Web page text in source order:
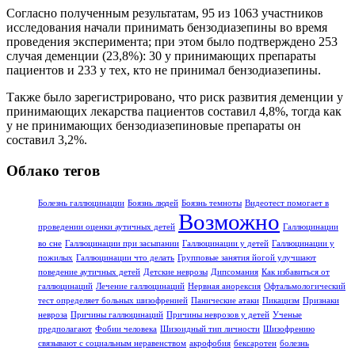
Согласно полученным результатам, 95 из 1063 участников
исследования начали принимать бензодиазепины во время
проведения эксперимента; при этом было подтверждено 253
случая деменции (23,8%): 30 у принимающих препараты
пациентов и 233 у тех, кто не принимал бензодиазепины.
Также было зарегистрировано, что риск развития деменции у
принимающих лекарства пациентов составил 4,8%, тогда как
у не принимающих бензодиазепиновые препараты он
составил 3,2%.
Облако тегов
Болезнь галлюцинации Боязнь людей Боязнь темноты Видеотест помогает в
проведении оценки аутичных детей Возможно Галлюцинации
во сне Галлюцинации при засыпании Галлюцинации у детей Галлюцинации у
пожилых Галлюцинации что делать Групповые занятия йогой улучшают
поведение аутичных детей Детские неврозы Дипсомания Как избавиться от
галлюцинаций Лечение галлюцинаций Нервная анорексия Офтальмологический
тест определяет больных шизофренией Панические атаки Пикацизм Признаки
невроза Причины галлюцинаций Причины неврозов у детей Ученые
предполагают Фобии человека Шизоидный тип личности Шизофрению
связывают с социальным неравенством акрофобия бексаротен болезнь